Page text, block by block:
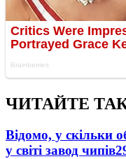
ЧИТАЙТЕ
Відомо, у скільки
у світі завод чипів